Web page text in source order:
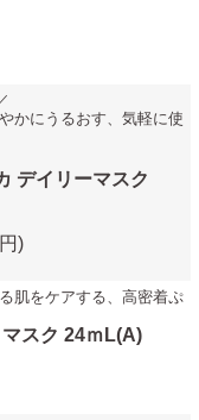
かにうるおす、気軽に使
デイリーマスク
)
肌をケアする、高密着ぷ
スク 24ｍL(A)